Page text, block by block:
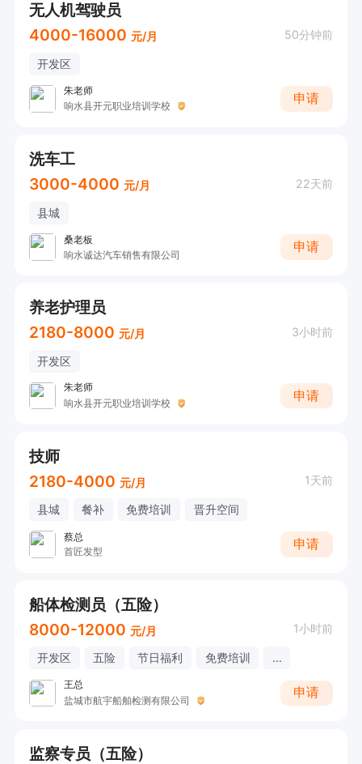
无人机驾驶员
4000-16000 元/月 50分钟前
开发区
朱老师
响水县开元职业培训学校
申请
洗车工
3000-4000 元/月 22天前
县城
桑老板
响水诚达汽车销售有限公司
申请
养老护理员
2180-8000 元/月 3小时前
开发区
朱老师
响水县开元职业培训学校
申请
技师
2180-4000 元/月 1天前
县城 餐补 免费培训 晋升空间
蔡总
首匠发型
申请
船体检测员（五险）
8000-12000 元/月 1小时前
开发区 五险 节日福利 免费培训 ...
王总
盐城市航宇船舶检测有限公司
申请
监察专员（五险）